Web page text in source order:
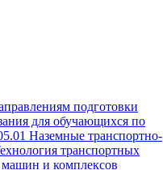
подготовки
для обучающихся по
Наземные транспортно-
транспортных
машин и комплексов